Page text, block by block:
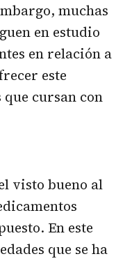
muchas
en estudio
en relación a
este
que cursan con
visto bueno al
En este
que se ha